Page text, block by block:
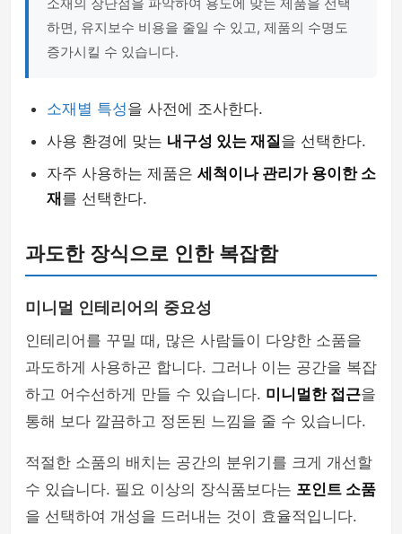
하면, 유지보수 비용을 줄일 수 있고, 제품의 수명도
증가시킬 수 있습니다.
소재별 특성을 사전에 조사한다.
사용 환경에 맞는 내구성 있는 재질을 선택한다.
자주 사용하는 제품은 세척이나 관리가 용이한 소
재 를 선택한다.
과도한 장식으로 인한 복잡함
미니멀 인테리어의 중요성
인테리어를 꾸밀 때, 많은 사람들이 다양한 소품을
과도하게 사용하곤 합니다. 그러나 이는 공간을 복잡
하고 어수선하게 만들 수 있습니다. 미니멀한 접근을
통해 보다 깔끔하고 정돈된 느낌을 줄 수 있습니다.
적절한 소품의 배치는 공간의 분위기를 크게 개선할
수 있습니다. 필요 이상의 장식품보다는 포인트 소품
을 선택하여 개성을 드러내는 것이 효율적입니다.